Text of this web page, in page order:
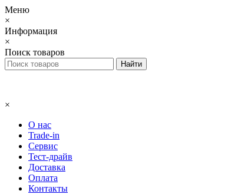
Меню
×
Информация
×
Поиск товаров
×
О нас
Trade-in
Сервис
Тест-драйв
Доставка
Оплата
Контакты